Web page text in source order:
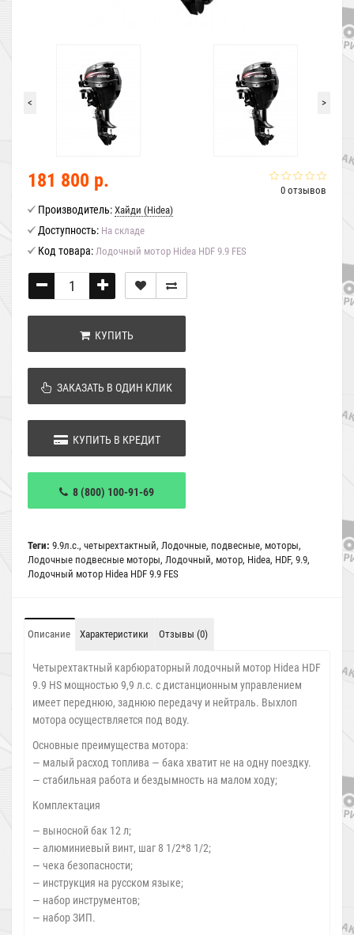
< >
0 отзывов
181 800 р.
Производитель: Хайди (Hidea)
Доступность: На складе
Код товара: Лодочный мотор Hidea HDF 9.9 FES
КУПИТЬ
ЗАКАЗАТЬ В ОДИН КЛИК
КУПИТЬ В КРЕДИТ
8 (800) 100-91-69
Теги: 9.9л.с., четырехтактный, Лодочные, подвесные, моторы,
Лодочные подвесные моторы, Лодочный, мотор, Hidea, HDF, 9.9,
Лодочный мотор Hidea HDF 9.9 FES
Описание Характеристики Отзывы (0)
Четырехтактный карбюраторный лодочный мотор Hidea HDF
9.9 HS мощностью 9,9 л.с. с дистанционным управлением
имеет переднюю, заднюю передачу и нейтраль. Выхлоп
мотора осуществляется под воду.
Основные преимущества мотора:
— малый расход топлива — бака хватит не на одну поездку.
— стабильная работа и бездымность на малом ходу;
Комплектация
— выносной бак 12 л;
— алюминиевый винт, шаг 8 1/2*8 1/2;
— чека безопасности;
— инструкция на русском языке;
— набор инструментов;
— набор ЗИП.